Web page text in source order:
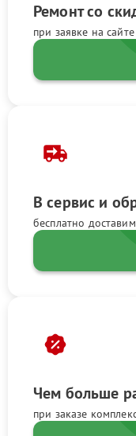
Ремонт со
при заявке на сайте
В сервис и
бесплатно
Чем больше
при заказе